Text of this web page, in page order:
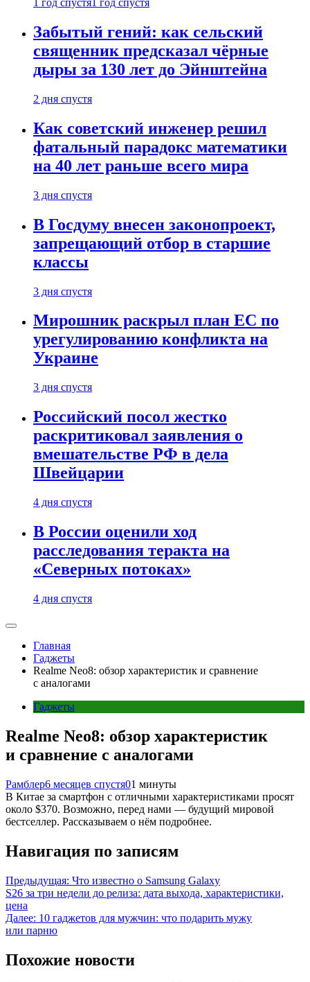
1 год спустя 1 год спустя
Забытый гений: как сельский
священник предсказал чёрные
дыры за 130 лет до Эйнштейна
2 дня спустя
Как советский инженер решил
фатальный парадокс математики
на 40 лет раньше всего мира
3 дня спустя
В Госдуму внесен законопроект,
запрещающий отбор в старшие
классы
3 дня спустя
Мирошник раскрыл план ЕС по
урегулированию конфликта на
Украине
3 дня спустя
Российский посол жестко
раскритиковал заявления о
вмешательстве РФ в дела
Швейцарии
4 дня спустя
В России оценили ход
расследования теракта на
«Северных потоках»
4 дня спустя
Главная
Гаджеты
Realme Neo8: обзор характеристик и сравнение
с аналогами
Гаджеты
Realme Neo8: обзор характеристик
и сравнение с аналогами
Рамблер6 месяцев спустя01 минуты
В Китае за смартфон с отличными характеристиками просят
около $370. Возможно, перед нами — будущий мировой
бестселлер. Рассказываем о нём подробнее.
Навигация по записям
Предыдущая: Что известно о Samsung Galaxy
S26 за три недели до релиза: дата выхода, характеристики,
цена
Далее: 10 гаджетов для мужчин: что подарить мужу
или парню
Похожие новости